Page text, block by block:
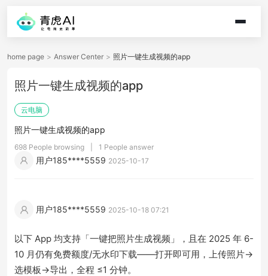
home page > Answer Center > 照片一键生成视频的app
照片一键生成视频的app
云电脑
照片一键生成视频的app
698 People browsing 1 People answer
用户185****5559 2025-10-17
用户185****5559 2025-10-18 07:21
以下 App 均支持「一键把照片生成视频」，且在 2025 年 6-
10 月仍有免费额度/无水印下载——打开即可用，上传照片→
选模板→导出，全程 ≤1 分钟。